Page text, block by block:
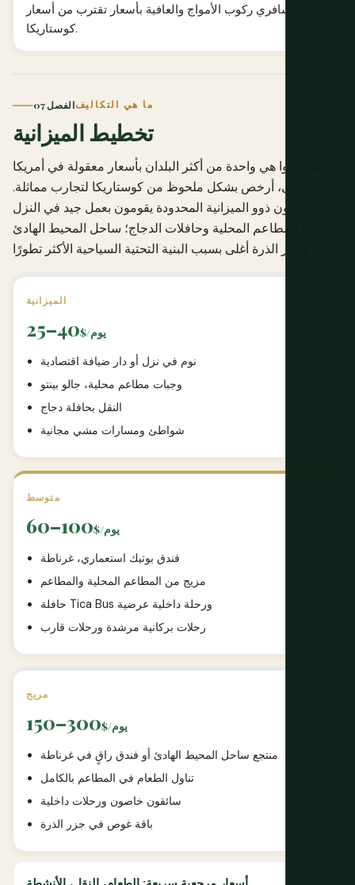
مسافري ركوب الأمواج والعافية بأسعار تقترب من أسعار
كوستاريكا.
الفصل 07ما هي التكاليف
تخطيط الميزانية
نيكاراغوا هي واحدة من أكثر البلدان بأسعار معقولة في أمريكا
الوسطى، أرخص بشكل ملحوظ من كوستاريكا لتجارب مماثلة.
المسافرون ذوو الميزانية المحدودة يقومون بعمل جيد في النزل
ووجبات المطاعم المحلية وحافلات الدجاج؛ ساحل المحيط الهادئ
الميزانية
25–40 $/يوم
نوم في نزل أو دار ضيافة اقتصادية
وجبات مطاعم محلية، جالو بينتو
النقل بحافلة دجاج
شواطئ ومسارات مشي مجانية
متوسط
60–100 $/يوم
فندق بوتيك استعماري، غرناطة
مزيج من المطاعم المحلية والمطاعم
حافلة Tica Bus ورحلة داخلية عرضية
رحلات بركانية مرشدة ورحلات قارب
مريح
150–300 $/يوم
منتجع ساحل المحيط الهادئ أو فندق راقٍ في غرناطة
تناول الطعام في المطاعم بالكامل
سائقون خاصون ورحلات داخلية
باقة غوص في جزر الذرة